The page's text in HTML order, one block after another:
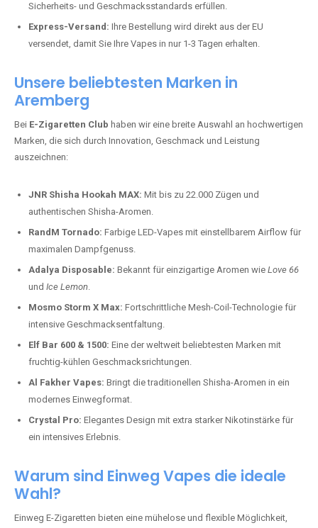
Sicherheits- und Geschmacksstandards erfüllen.
Express-Versand: Ihre Bestellung wird direkt aus der EU
versendet, damit Sie Ihre Vapes in nur 1-3 Tagen erhalten.
Unsere beliebtesten Marken in
Aremberg
Bei E-Zigaretten Club haben wir eine breite Auswahl an hochwertigen
Marken, die sich durch Innovation, Geschmack und Leistung
auszeichnen:
JNR Shisha Hookah MAX: Mit bis zu 22.000 Zügen und
authentischen Shisha-Aromen.
RandM Tornado: Farbige LED-Vapes mit einstellbarem Airflow für
maximalen Dampfgenuss.
Adalya Disposable: Bekannt für einzigartige Aromen wie Love 66
und Ice Lemon.
Mosmo Storm X Max: Fortschrittliche Mesh-Coil-Technologie für
intensive Geschmacksentfaltung.
Elf Bar 600 & 1500: Eine der weltweit beliebtesten Marken mit
fruchtig-kühlen Geschmacksrichtungen.
Al Fakher Vapes: Bringt die traditionellen Shisha-Aromen in ein
modernes Einwegformat.
Crystal Pro: Elegantes Design mit extra starker Nikotinstärke für
ein intensives Erlebnis.
Warum sind Einweg Vapes die ideale
Wahl?
Einweg E-Zigaretten bieten eine mühelose und flexible Möglichkeit,